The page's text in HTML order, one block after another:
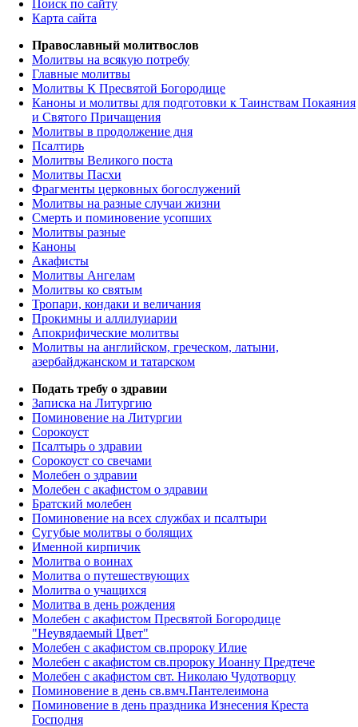
Поиск по сайту
Карта сайта
Православный молитвослов
Молитвы на всякую потребу
Главные молитвы
Молитвы К Пресвятой Богородице
Каноны и молитвы для подготовки к Таинствам Покаяния
и Святого Причащения
Молитвы в продолжение дня
Псалтирь
Молитвы Великого поста
Молитвы Пасхи
Фрагменты церковных богослужений
Молитвы на разные случаи жизни
Смерть и поминовение усопших
Молитвы разные
Каноны
Акафисты
Молитвы Ангелам
Молитвы ко святым
Тропари, кондаки и величания
Прокимны и аллилуиарии
Апокрифические молитвы
Молитвы на английском, греческом, латыни,
азербайджанском и татарском
Подать требу о здравии
Записка на Литургию
Поминовение на Литургии
Сорокоуст
Псалтырь о здравии
Сорокоуст со свечами
Молебен о здравии
Молебен с акафистом о здравии
Братский молебен
Поминовение на всех службах и псалтыри
Сугубые молитвы о болящих
Именной кирпичик
Молитва о воинах
Молитва о путешествующих
Молитва о учащихся
Молитва в день рождения
Молебен с акафистом Пресвятой Богородице
"Неувядаемый Цвет"
Молебен с акафистом св.пророку Илие
Молебен с акафистом св.пророку Иоанну Предтече
Молебен с акафистом свт. Николаю Чудотворцу
Поминовение в день св.вмч.Пантелеимона
Поминовение в день праздника Изнесения Креста
Господня